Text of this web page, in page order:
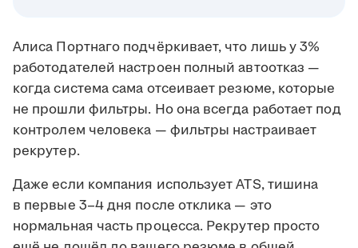
Алиса Портнаго подчёркивает, что лишь у 3%
работодателей настроен полный автоотказ —
когда система сама отсеивает резюме, которые
не прошли фильтры. Но она всегда работает под
контролем человека — фильтры настраивает
рекрутер.
Даже если компания использует ATS, тишина
в первые 3–4 дня после отклика — это
нормальная часть процесса. Рекрутер просто